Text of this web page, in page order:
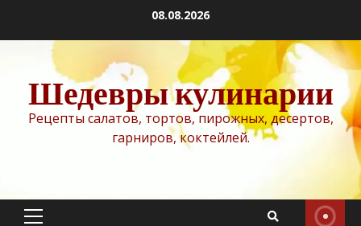
содержимому
08.08.2026
Шедевры кулинарии
Рецепты салатов, тортов, пирожных, десертов,
гарниров, коктейлей.